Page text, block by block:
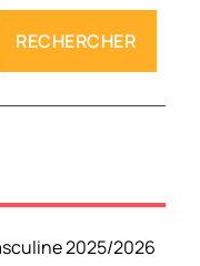
2025/2026